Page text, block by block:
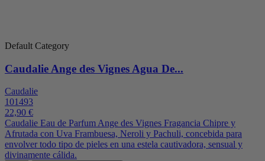
Default Category
Caudalie Ange des Vignes Agua De...
Caudalie
101493
22,90 €
Caudalie Eau de Parfum Ange des Vignes Fragancia Chipre y
Afrutada con Uva Frambuesa, Neroli y Pachuli, concebida para
envolver todo tipo de pieles en una estela cautivadora, sensual y
divinamente cálida.